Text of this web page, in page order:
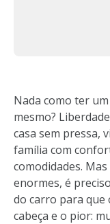
Nada como ter
mesmo?
casa sem pressa,
família com
comodidades.
enormes, é
do carro para que
cabeça e o pior: